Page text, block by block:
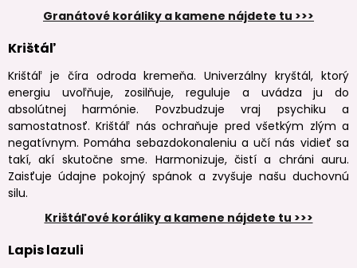
Granátové koráliky a kamene nájdete tu >>>
Krištáľ
Krištáľ je číra odroda kremeňa. Univerzálny kryštál, ktorý
energiu uvoľňuje, zosilňuje, reguluje a uvádza ju do
absolútnej harmónie. Povzbudzuje vraj psychiku a
samostatnosť. Krištáľ nás ochraňuje pred všetkým zlým a
negatívnym. Pomáha sebazdokonaleniu a učí nás vidieť sa
takí, akí skutočne sme. Harmonizuje, čistí a chráni auru.
Zaisťuje údajne pokojný spánok a zvyšuje našu duchovnú
silu.
Krištáľové koráliky a kamene nájdete tu >>>
Lapis lazuli